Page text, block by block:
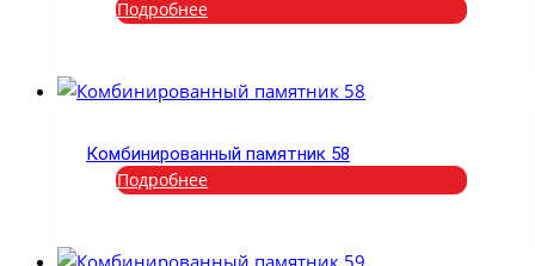
Подробнее
Комбинированный памятник 58
Подробнее